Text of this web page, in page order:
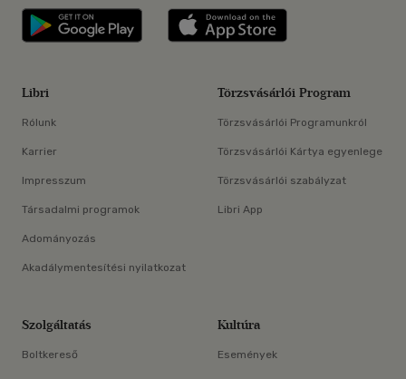
Libri applikáció Szerezd meg: Google
Libri
Rólunk
Karrier
Impresszum
Társadalmi programok
Adományozás
Akadálymentesítési nyilatkozat
Törzsvásárlói Program
Törzsvásárlói Programunkról
Törzsvásárlói Kártya egyenlege
Törzsvásárlói szabályzat
Libri App
Szolgáltatás
Boltkereső
Kultúra
Események